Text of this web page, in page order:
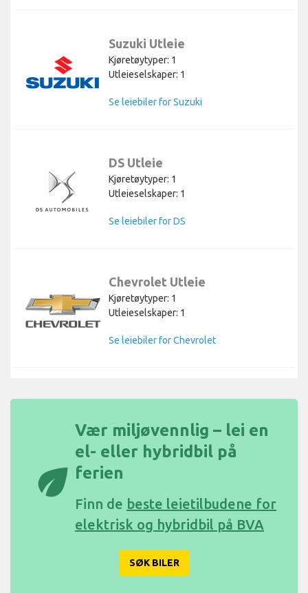
Suzuki Utleie
Kjøretøytyper: 1
Utleieselskaper: 1
Se leiebiler for Suzuki
DS Utleie
Kjøretøytyper: 1
Utleieselskaper: 1
Se leiebiler for DS
Chevrolet Utleie
Kjøretøytyper: 1
Utleieselskaper: 1
Se leiebiler for Chevrolet
eco
Vær miljøvennlig – lei en
el- eller hybridbil på
ferien
Finn de beste leietilbudene for
elektrisk og hybridbil på BVA
SØK BILER